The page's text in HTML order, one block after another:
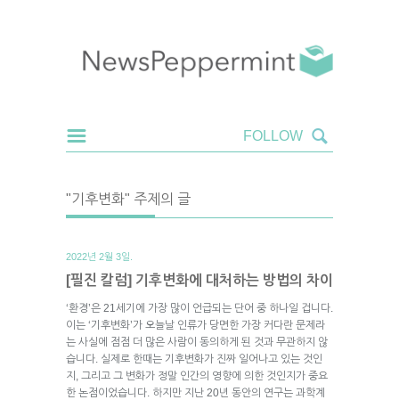
"기후변화" 주제의 글
2022년 2월 3일.
[필진 칼럼] 기후변화에 대처하는 방법의 차이
‘환경’은 21세기에 가장 많이 언급되는 단어 중 하나일 겁니다.
이는 ‘기후변화’가 오늘날 인류가 당면한 가장 커다란 문제라
는 사실에 점점 더 많은 사람이 동의하게 된 것과 무관하지 않
습니다. 실제로 한때는 기후변화가 진짜 일어나고 있는 것인
지, 그리고 그 변화가 정말 인간의 영향에 의한 것인지가 중요
한 논점이었습니다. 하지만 지난 20년 동안의 연구는 과학계